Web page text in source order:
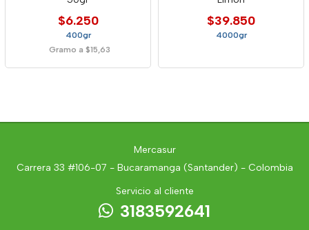
$6.250
400gr
Gramo a $15,63
$39.850
4000gr
Mercasur
Carrera 33 #106-07 - Bucaramanga (Santander) - Colombia
Servicio al cliente
3183592641